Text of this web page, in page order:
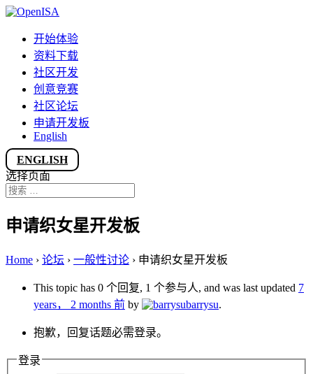
开始体验
资料下载
社区开发
创意竞赛
社区论坛
申请开发板
English
ENGLISH
选择页面
申请织女星开发板
Home › 论坛 › 一般性讨论 › 申请织女星开发板
This topic has 0 个回复, 1 个参与人, and was last updated 7
years， 2 months 前 by barrysu.
抱歉，回复话题必需登录。
登录